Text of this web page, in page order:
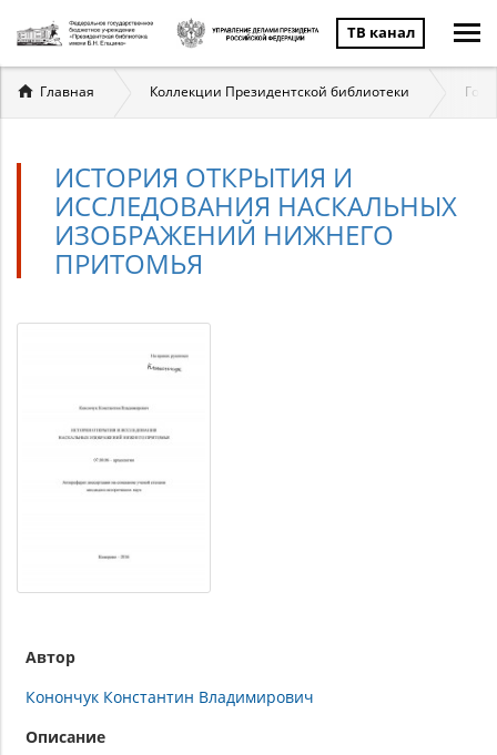
ТВ канал
Вы
здесь
Главная Коллекции Президентской библиотеки
ИСТОРИЯ ОТКРЫТИЯ И
ИССЛЕДОВАНИЯ НАСКАЛЬНЫХ
ИЗОБРАЖЕНИЙ НИЖНЕГО
ПРИТОМЬЯ
Автор
Конончук Константин Владимирович
Описание